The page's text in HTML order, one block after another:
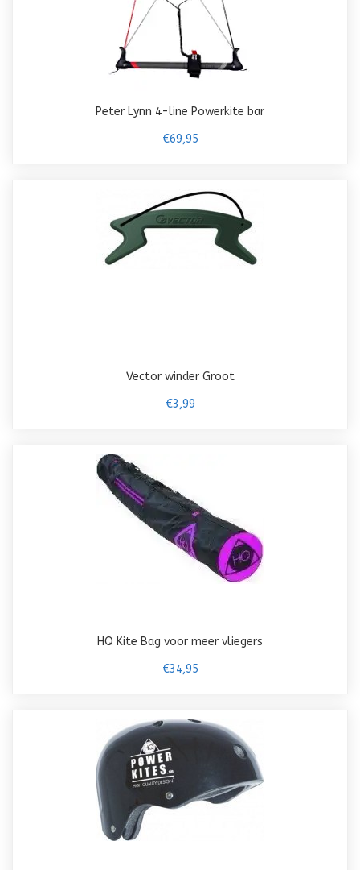
Peter Lynn 4-line Powerkite bar
€69,95
Vector winder Groot
€3,99
HQ Kite Bag voor meer vliegers
€34,95